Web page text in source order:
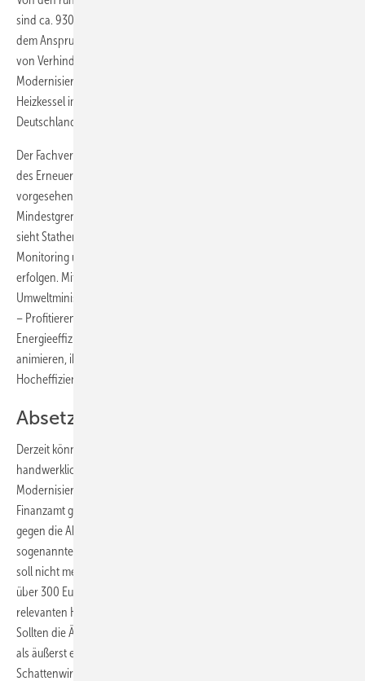
sind ca. 930000, also fast die Hälfte, älter als 15 Jahre und werden
dem Anspruch an Energieeffizienz nicht mehr gerecht. Stather sprach
von Verhinderungspolitikern und rechnete vor, dass die
Modernisierungsrate von nur 3 % pro Jahr bedeutet, dass ein
Heizkessel im Durchschnitt nur alle 33 Jahre erneuert werde.
Deutschland leiste sich eine Energieverschwendung ohne Ende.
Der Fachverband unterstützt die für dieses Jahr geplante Novellierung
des Erneuerbare- Wärme-Gesetz Baden-Württemberg und die
vorgesehene Ausweitung auf Nichtwohngebäude. Eine Anhebung der
Mindestgrenze von 10 %- auf 15 %-Anteil an erneuerbarer Energie
sieht Stather jedoch kritisch. Vor einer Anhebung sollte erst ein
Monitoring über die bisherigen Konsequenzen des EWärmeG
erfolgen. Mit der gemeinsam von Fachverband und
Umweltministerium durchgeführten Kampagne „Tauschen – Pumpen
– Profitieren“ habe die Landesregierung ein deutliches Zeichen zur
Energieeffizienz gesetzt. Ziel der Aktion ist es, Hausbesitzer zu
animieren, ihre alten Heizungsumwälzpumpen gegen
Hocheffizienzpumpen der Effizienzklasse A auszutauschen.
Absetzbarkeit in Gefahr
Derzeit können Privathaushalte die Arbeitskosten von
handwerklichen Leistungen für Renovierung, Erhaltung und
Modernisierung in Höhe von bis zu 20 % von maximal 6000 Euro beim
Finanzamt geltend machen. Der Verbandsvorsitzende protestierte
gegen die Absichten der Finanzminister der Bundesländer, die diesen
sogenannten Handwerker­bonus von 20 % beschneiden wollen. Er
soll nicht mehr ab dem ersten Euro, sondern erst für Rechnungen
über 300 Euro gewährt werden. Denn der weit überwiegende Teil der
relevanten Handwerkerleistungen liege unterhalb dieser Schwelle.
Sollten die Änderungen realisiert werden, wäre der Handwerkerbonus
als äußerst effektive Waffe gegenüber der boomenden
Schattenwirtschaft praktisch tot. Der Verbandsvorsitzende forderte